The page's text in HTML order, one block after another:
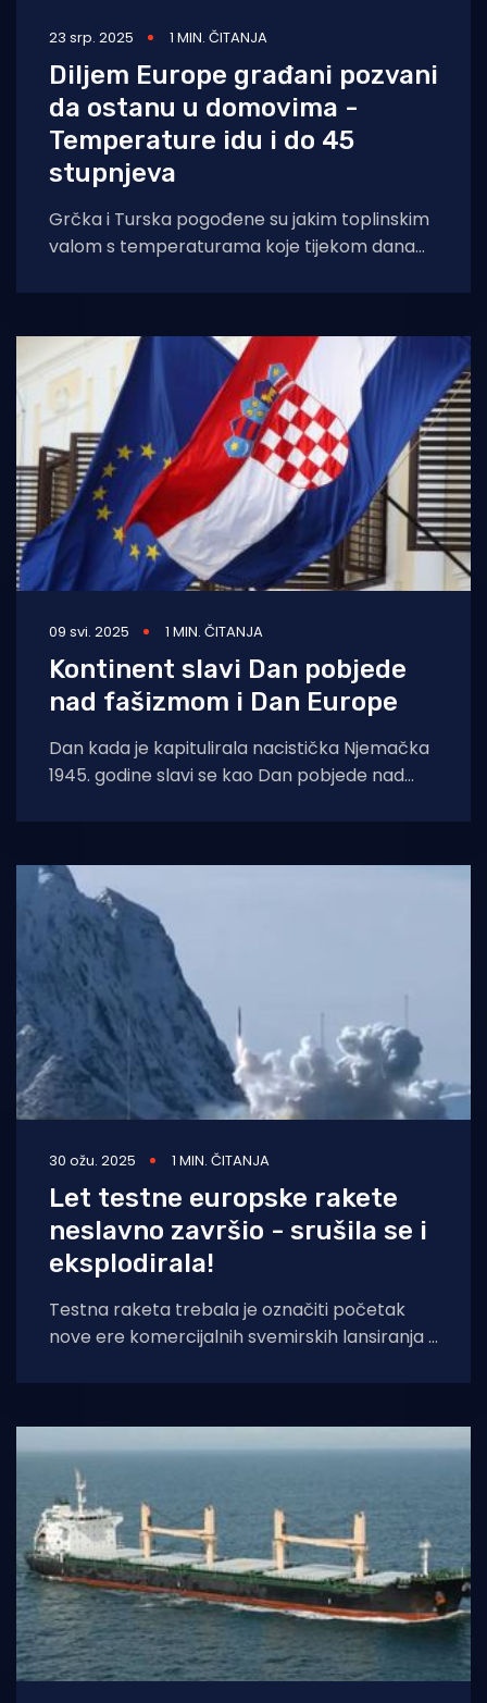
23 srp. 2025 1 MIN. ČITANJA
Diljem Europe građani pozvani
da ostanu u domovima -
Temperature idu i do 45
stupnjeva
Grčka i Turska pogođene su jakim toplinskim
valom s temperaturama koje tijekom dana
temperature
09 svi. 2025 1 MIN. ČITANJA
Kontinent slavi Dan pobjede
nad fašizmom i Dan Europe
Dan kada je kapitulirala nacistička Njemačka
1945. godine slavi se kao Dan pobjede nad
30 ožu. 2025 1 MIN. ČITANJA
Let testne europske rakete
neslavno završio - srušila se i
eksplodirala!
Testna raketa trebala je označiti početak
nove ere komercijalnih svemirskih lansiranja s
manje